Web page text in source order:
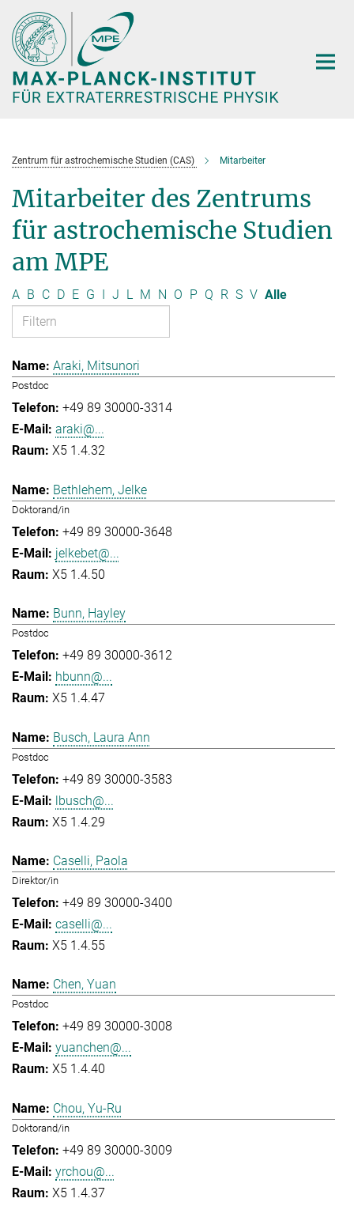
Hauptinhalt
Zentrum für astrochemische Studien (CAS) Mitarbeiter
Mitarbeiter des Zentrums
für astrochemische Studien
am MPE
A B C D E G I J L M N O P Q R S V Alle
Araki, Mitsunori
Postdoc
+49 89 30000-3314
araki@...
X5 1.4.32
Bethlehem, Jelke
Doktorand/in
+49 89 30000-3648
jelkebet@...
X5 1.4.50
Bunn, Hayley
Postdoc
+49 89 30000-3612
hbunn@...
X5 1.4.47
Busch, Laura Ann
Postdoc
+49 89 30000-3583
lbusch@...
X5 1.4.29
Caselli, Paola
Direktor/in
+49 89 30000-3400
caselli@...
X5 1.4.55
Chen, Yuan
Postdoc
+49 89 30000-3008
yuanchen@...
X5 1.4.40
Chou, Yu-Ru
Doktorand/in
+49 89 30000-3009
yrchou@...
X5 1.4.37